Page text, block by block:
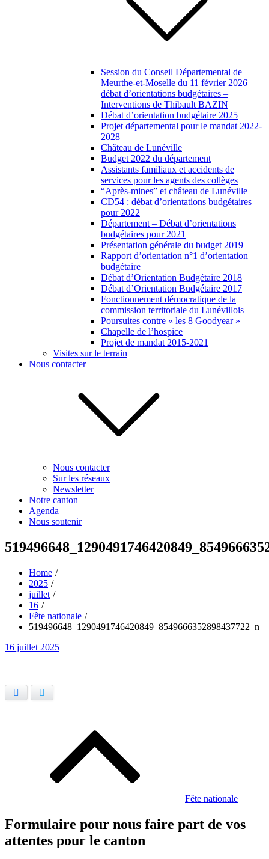
Session du Conseil Départemental de
Meurthe-et-Moselle du 11 février 2026 –
débat d’orientations budgétaires –
Interventions de Thibault BAZIN
Débat d’orientation budgétaire 2025
Projet départemental pour le mandat 2022-
2028
Château de Lunéville
Budget 2022 du département
Assistants familiaux et accidents de
services pour les agents des collèges
“Après-mines” et château de Lunéville
CD54 : débat d’orientations budgétaires
pour 2022
Département – Débat d’orientations
budgétaires pour 2021
Présentation générale du budget 2019
Rapport d’orientation n°1 d’orientation
budgétaire
Débat d’Orientation Budgétaire 2018
Débat d’Orientation Budgétaire 2017
Fonctionnement démocratique de la
commission territoriale du Lunévillois
Poursuites contre « les 8 Goodyear »
Chapelle de l’hospice
Projet de mandat 2015-2021
Visites sur le terrain
Nous contacter
Nous contacter
Sur les réseaux
Newsletter
Notre canton
Agenda
Nous soutenir
Home
2025
juillet
16
Fête nationale
519496648_1290491746420849_8549666352898437722_n
Posted
16 juillet 2025
Fête nationale
Formulaire pour nous faire part de vos
attentes pour le canton